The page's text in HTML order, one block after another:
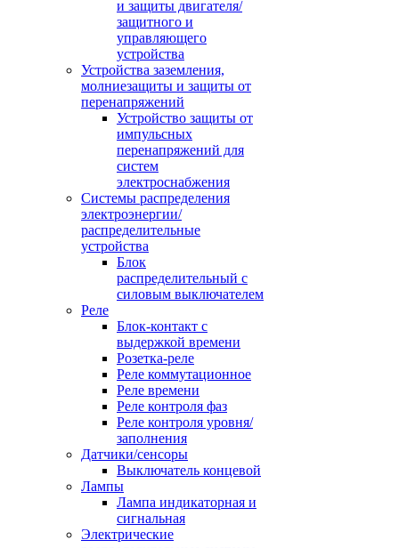
и защиты двигателя/
защитного и
управляющего
устройства
Устройства заземления,
молниезащиты и защиты от
перенапряжений
Устройство защиты от
импульсных
перенапряжений для
систем
электроснабжения
Системы распределения
электроэнергии/
распределительные
устройства
Блок
распределительный с
силовым выключателем
Реле
Блок-контакт с
выдержкой времени
Розетка-реле
Реле коммутационное
Реле времени
Реле контроля фаз
Реле контроля уровня/
заполнения
Датчики/сенсоры
Выключатель концевой
Лампы
Лампа индикаторная и
сигнальная
Электрические